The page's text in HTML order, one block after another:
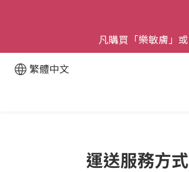
凡購買「樂敏膚」
繁體中文
運送服務方式